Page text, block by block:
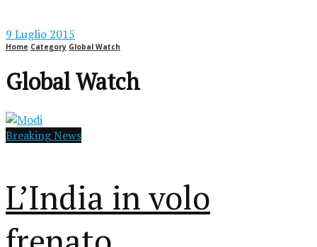
9 Luglio 2015
Home Category Global Watch
Global Watch
Breaking News
L’India in volo